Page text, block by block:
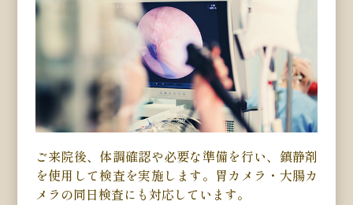
ご来院後、体調確認や必要な準備を行い、鎮静剤
を使用して検査を実施します。胃カメラ・大腸カ
メラの同日検査にも対応しています。